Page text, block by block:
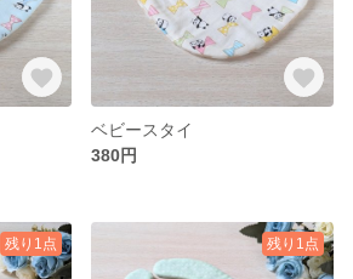
ベビースタイ
380円
残り1点 残り1点